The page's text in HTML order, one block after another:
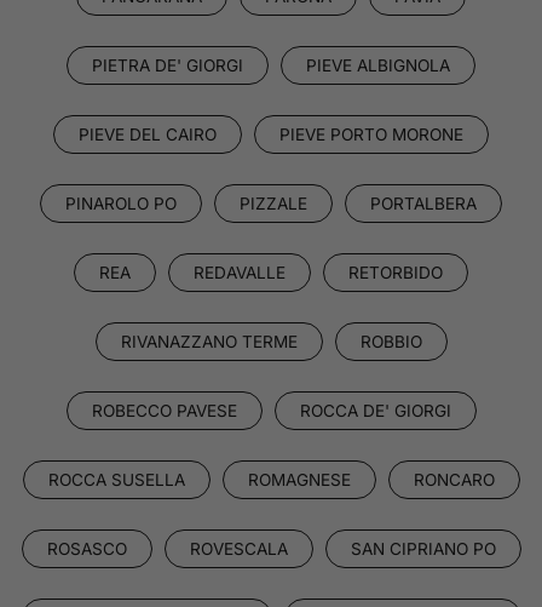
PIETRA DE' GIORGI PIEVE ALBIGNOLA
PIEVE DEL CAIRO PIEVE PORTO MORONE
PINAROLO PO PIZZALE PORTALBERA
REA REDAVALLE RETORBIDO
RIVANAZZANO TERME ROBBIO
ROBECCO PAVESE ROCCA DE' GIORGI
ROCCA SUSELLA ROMAGNESE RONCARO
ROSASCO ROVESCALA SAN CIPRIANO PO